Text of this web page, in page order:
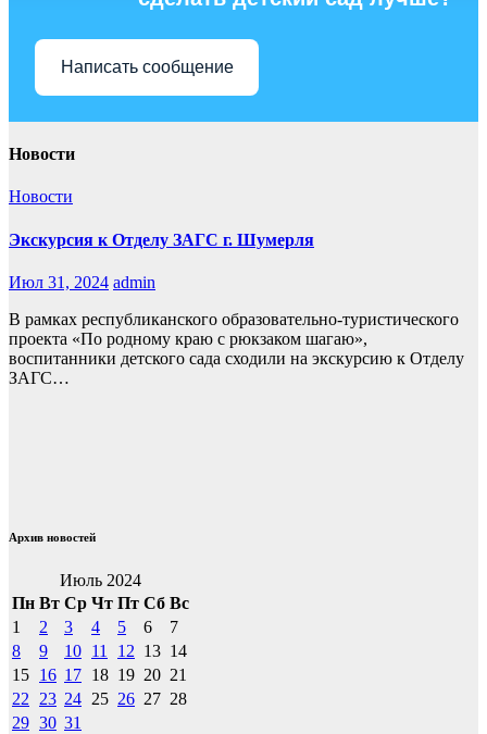
Написать сообщение
Новости
Новости
Экскурсия к Отделу ЗАГС г. Шумерля
Июл 31, 2024 admin
В рамках республиканского образовательно-туристического
проекта «По родному краю с рюкзаком шагаю»,
воспитанники детского сада сходили на экскурсию к Отделу
ЗАГС…
Архив новостей
Июль 2024
Пн Вт Ср Чт Пт Сб Вс
1
2 3 4 5 6
7
8
9 10 11 12 13 14
15 16 17 18 19 20 21
22
23 24 25 26 27 28
29 30 31